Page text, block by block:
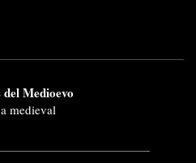
Medioevo
medieval